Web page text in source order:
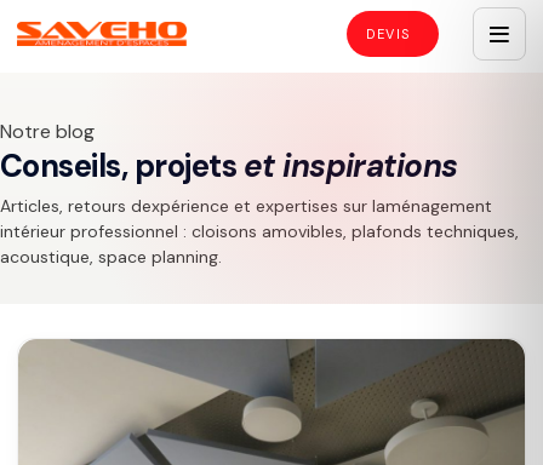
Notre blog
Conseils, projets et inspirations
Articles, retours dexpérience et expertises sur laménagement
intérieur professionnel : cloisons amovibles, plafonds techniques,
acoustique, space planning.